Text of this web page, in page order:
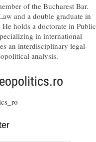
of the Bucharest Bar.
and a double graduate in
holds a doctorate in Public
in international
an interdisciplinary legal-
analysis.